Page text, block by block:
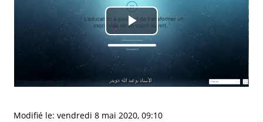
Lire
la
vidéo
Modifié le: vendredi 8 mai 2020, 09:10